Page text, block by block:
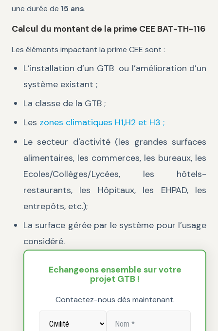
une durée de 15 ans.
Calcul du montant de la prime CEE BAT-TH-116
Les éléments impactant la prime CEE sont :
L’installation d’un GTB ou l’amélioration d’un
système existant ;
La classe de la GTB ;
Les zones climatiques H1,H2 et H3 ;
Le secteur d'activité (les grandes surfaces
alimentaires, les commerces, les bureaux, les
Ecoles/Collèges/Lycées, les hôtels-
restaurants, les Hôpitaux, les EHPAD, les
entrepôts, etc.);
La surface gérée par le système pour l’usage
considéré.
Echangeons ensemble sur votre
projet GTB !
Contactez-nous dès maintenant.